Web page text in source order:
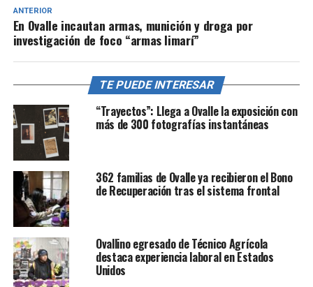
ANTERIOR
En Ovalle incautan armas, munición y droga por
investigación de foco “armas limarí”
TE PUEDE INTERESAR
“Trayectos”: Llega a Ovalle la exposición con
más de 300 fotografías instantáneas
362 familias de Ovalle ya recibieron el Bono
de Recuperación tras el sistema frontal
Ovallino egresado de Técnico Agrícola
destaca experiencia laboral en Estados
Unidos